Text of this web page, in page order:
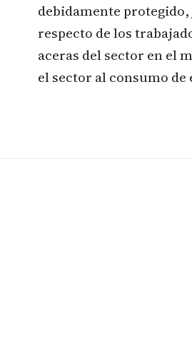
debidamente
respecto de los
aceras del sector en el
el sector al consumo de